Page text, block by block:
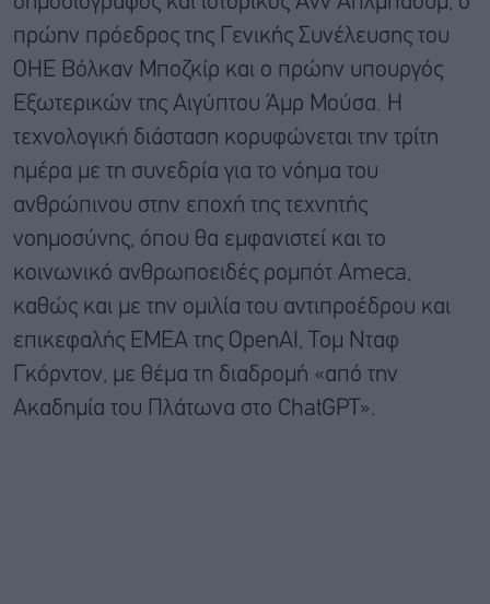
πρώην πρόεδρος της Γενικής Συνέλευσης του
ΟΗΕ Βόλκαν Μποζκίρ και ο πρώην υπουργός
Εξωτερικών της Αιγύπτου Άμρ Μούσα. Η
τεχνολογική διάσταση κορυφώνεται την τρίτη
ημέρα με τη συνεδρία για το νόημα του
ανθρώπινου στην εποχή της τεχνητής
νοημοσύνης, όπου θα εμφανιστεί και το
κοινωνικό ανθρωποειδές ρομπότ Ameca,
καθώς και με την ομιλία του αντιπροέδρου και
επικεφαλής EMEA της OpenAI, Τομ Νταφ
Γκόρντον, με θέμα τη διαδρομή «από την
Ακαδημία του Πλάτωνα στο ChatGPT».